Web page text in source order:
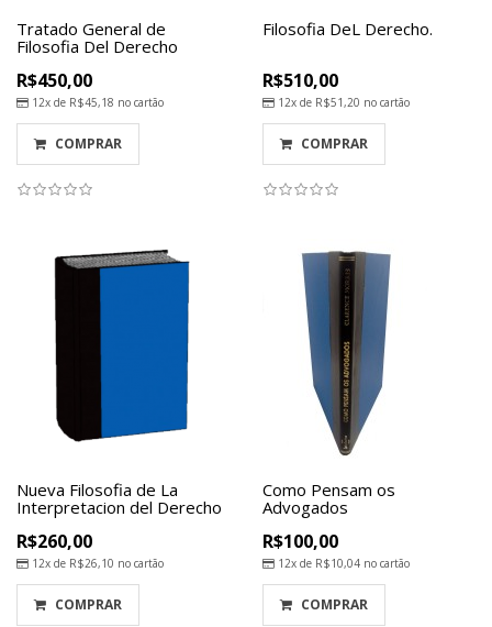
Tratado General de
Filosofia Del Derecho
R$450,00
12x de R$45,18 no cartão
COMPRAR
Filosofia DeL Derecho.
R$510,00
12x de R$51,20 no cartão
COMPRAR
Nueva Filosofia de La
Interpretacion del Derecho
R$260,00
12x de R$26,10 no cartão
COMPRAR
Como Pensam os
Advogados
R$100,00
12x de R$10,04 no cartão
COMPRAR